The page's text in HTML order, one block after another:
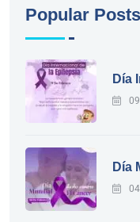
Popular Posts
Día
Día